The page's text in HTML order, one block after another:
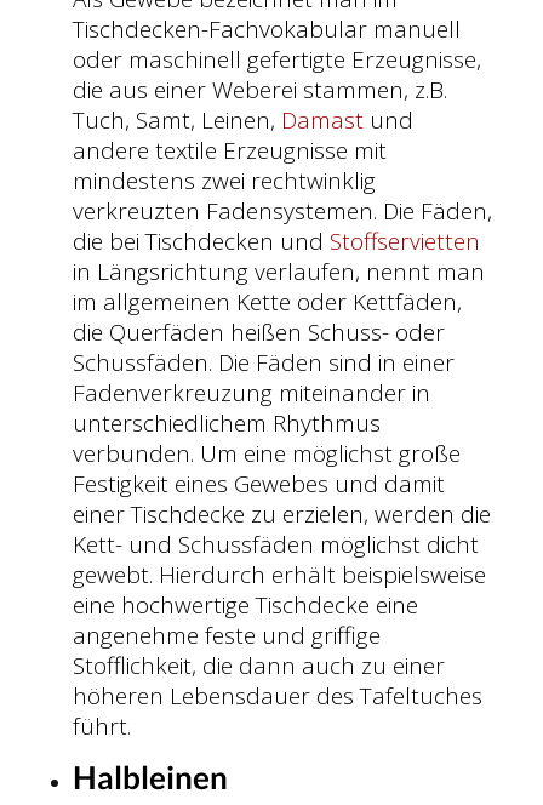
Tischdecken-Fachvokabular manuell
oder maschinell gefertigte Erzeugnisse,
die aus einer Weberei stammen, z.B.
Tuch, Samt, Leinen, Damast und
andere textile Erzeugnisse mit
mindestens zwei rechtwinklig
verkreuzten Fadensystemen. Die Fäden,
die bei Tischdecken und Stoffservietten
in Längsrichtung verlaufen, nennt man
im allgemeinen Kette oder Kettfäden,
die Querfäden heißen Schuss- oder
Schussfäden. Die Fäden sind in einer
Fadenverkreuzung miteinander in
unterschiedlichem Rhythmus
verbunden. Um eine möglichst große
Festigkeit eines Gewebes und damit
einer Tischdecke zu erzielen, werden die
Kett- und Schussfäden möglichst dicht
gewebt. Hierdurch erhält beispielsweise
eine hochwertige Tischdecke eine
angenehme feste und griffige
Stofflichkeit, die dann auch zu einer
höheren Lebensdauer des Tafeltuches
führt.
Halbleinen